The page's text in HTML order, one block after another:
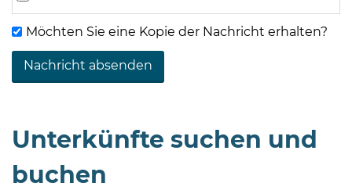
Möchten Sie eine Kopie der Nachricht erhalten?
Unterkünfte suchen und
buchen